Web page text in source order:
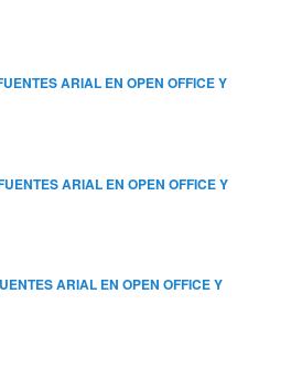
ARIAL EN OPEN OFFICE Y
ARIAL EN OPEN OFFICE Y
ARIAL EN OPEN OFFICE Y